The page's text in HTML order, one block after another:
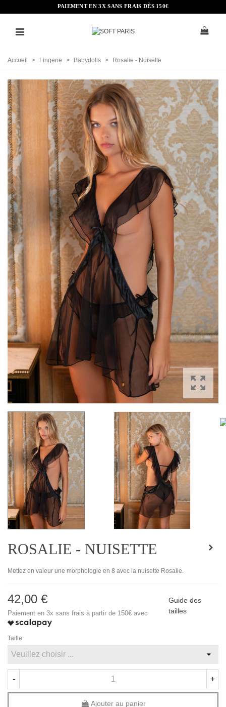
PAIEMENT EN 3X SANS FRAIS DÈS 150€
Accueil > Lingerie > Babydolls > Rosalie - Nuisette
ROSALIE - NUISETTE
Mettez en valeur une morphologie en 8 avec la nuisette Rosalie.
42,00 €
Paiement en 3x sans frais à partir de 150€ avec
Guide des
tailles
Taille
- +
Ajouter au panier